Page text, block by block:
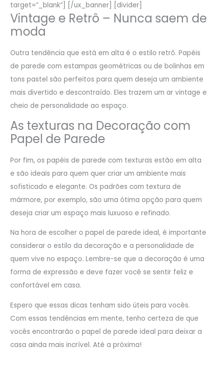
target=”_blank”] [/ux_banner] [divider]
Vintage e Retrô – Nunca saem de
moda
Outra tendência que está em alta é o estilo retrô. Papéis
de parede com estampas geométricas ou de bolinhas em
tons pastel são perfeitos para quem deseja um ambiente
mais divertido e descontraído. Eles trazem um ar vintage e
cheio de personalidade ao espaço.
As texturas na Decoração com
Papel de Parede
Por fim, os papéis de parede com texturas estão em alta
e são ideais para quem quer criar um ambiente mais
sofisticado e elegante. Os padrões com textura de
mármore, por exemplo, são uma ótima opção para quem
deseja criar um espaço mais luxuoso e refinado.
Na hora de escolher o papel de parede ideal, é importante
considerar o estilo da decoração e a personalidade de
quem vive no espaço. Lembre-se que a decoração é uma
forma de expressão e deve fazer você se sentir feliz e
confortável em casa.
Espero que essas dicas tenham sido úteis para vocês.
Com essas tendências em mente, tenho certeza de que
vocês encontrarão o papel de parede ideal para deixar a
casa ainda mais incrível. Até a próxima!